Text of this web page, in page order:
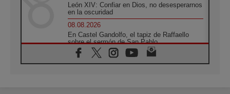
León XIV: Confiar en Dios, no desesperarnos
en la oscuridad
08.08.2026
En Castel Gandolfo, el tapiz de Raffaello
sobre el sermón de San Pablo
08.08.2026
En Colombia, «la paz no se compra con una